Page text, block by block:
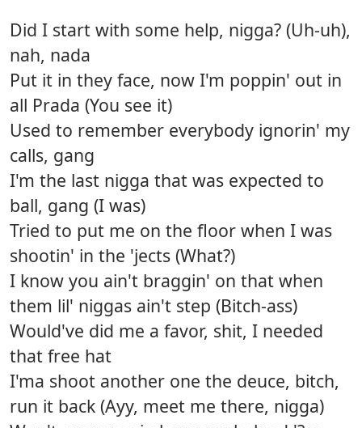
Did I start with some help, nigga? (Uh-uh),
nah, nada
Put it in they face, now I'm poppin' out in
all Prada (You see it)
Used to remember everybody ignorin' my
calls, gang
I'm the last nigga that was expected to
ball, gang (I was)
Tried to put me on the floor when I was
shootin' in the 'jects (What?)
I know you ain't braggin' on that when
them lil' niggas ain't step (Bitch-ass)
Would've did me a favor, shit, I needed
that free hat
I'ma shoot another one the deuce, bitch,
run it back (Ayy, meet me there, nigga)